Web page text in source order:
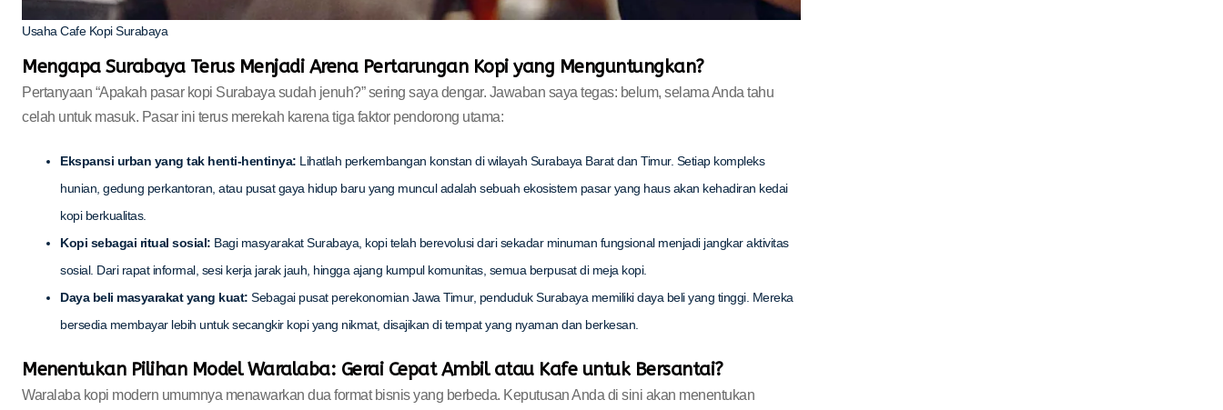
Usaha Cafe Kopi Surabaya
Mengapa Surabaya Terus Menjadi Arena Pertarungan Kopi yang Menguntungkan?
Pertanyaan “Apakah pasar kopi Surabaya sudah jenuh?” sering saya dengar. Jawaban saya tegas: belum, selama Anda tahu
celah untuk masuk. Pasar ini terus merekah karena tiga faktor pendorong utama:
Ekspansi urban yang tak henti-hentinya: Lihatlah perkembangan konstan di wilayah Surabaya Barat dan Timur. Setiap kompleks
hunian, gedung perkantoran, atau pusat gaya hidup baru yang muncul adalah sebuah ekosistem pasar yang haus akan kehadiran kedai
kopi berkualitas.
Kopi sebagai ritual sosial: Bagi masyarakat Surabaya, kopi telah berevolusi dari sekadar minuman fungsional menjadi jangkar aktivitas
sosial. Dari rapat informal, sesi kerja jarak jauh, hingga ajang kumpul komunitas, semua berpusat di meja kopi.
Daya beli masyarakat yang kuat: Sebagai pusat perekonomian Jawa Timur, penduduk Surabaya memiliki daya beli yang tinggi. Mereka
bersedia membayar lebih untuk secangkir kopi yang nikmat, disajikan di tempat yang nyaman dan berkesan.
Menentukan Pilihan Model Waralaba: Gerai Cepat Ambil atau Kafe untuk Bersantai?
Waralaba kopi modern umumnya menawarkan dua format bisnis yang berbeda. Keputusan Anda di sini akan menentukan